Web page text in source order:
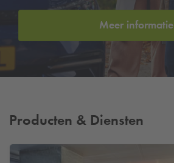
Meer informatie
Producten & Diensten